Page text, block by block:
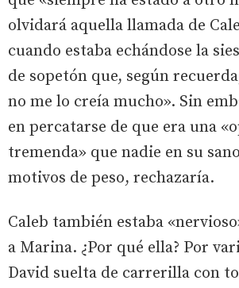
olvidará aquella llamada de
cuando estaba echándose la
de sopetón que, según
no me lo creía mucho». Sin
en percatarse de que era una
tremenda» que nadie en su
motivos de peso, rechazaría.
Caleb también estaba
a Marina. ¿Por qué ella? Por
David suelta de carrerilla con